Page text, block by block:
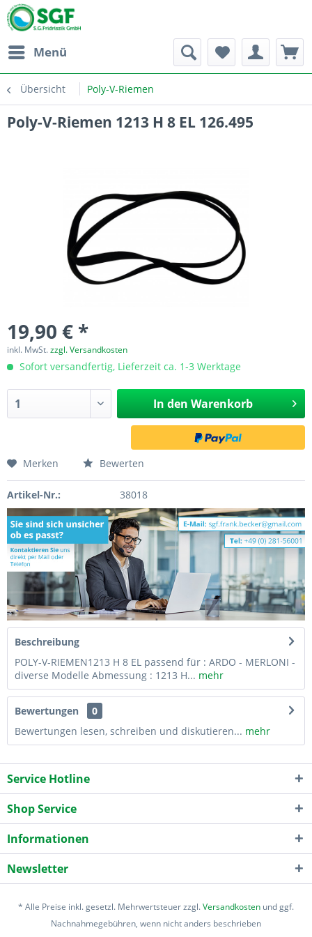
Menü
Übersicht Poly-V-Riemen
Poly-V-Riemen 1213 H 8 EL 126.495
19,90 € *
inkl. MwSt.zzgl. Versandkosten
Sofort versandfertig, Lieferzeit ca. 1-3 Werktage
In den Warenkorb
Merken Bewerten
Artikel-Nr.: 38018
Beschreibung
POLY-V-RIEMEN1213 H 8 EL passend für : ARDO - MERLONI -
diverse Modelle Abmessung : 1213 H... mehr
Bewertungen
0
Bewertungen lesen, schreiben und diskutieren... mehr
Service Hotline
Shop Service
Informationen
Newsletter
* Alle Preise inkl. gesetzl. Mehrwertsteuer zzgl.Versandkosten und ggf.
Nachnahmegebühren, wenn nicht anders beschrieben